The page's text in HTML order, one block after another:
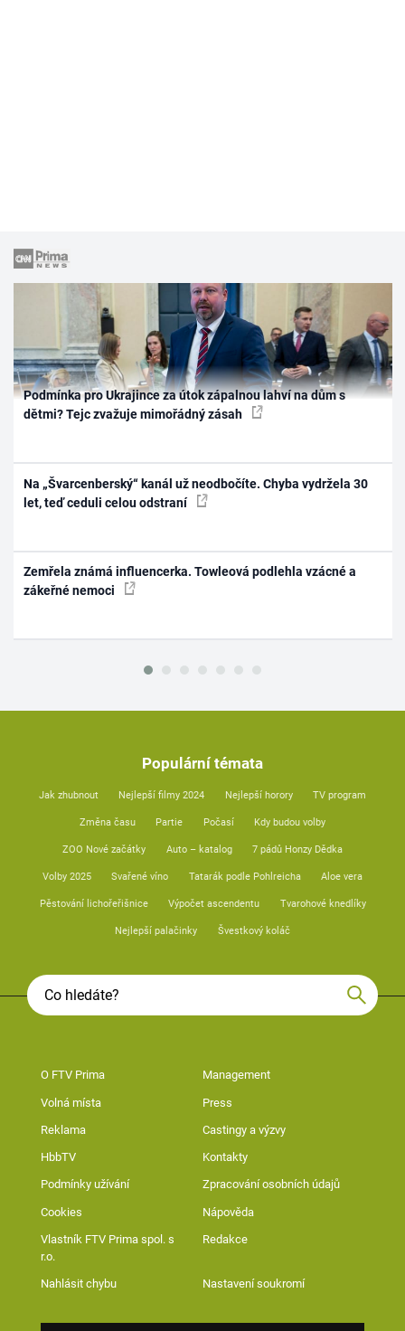
Podmínka pro Ukrajince za útok zápalnou lahví na dům s
dětmi? Tejc zvažuje mimořádný zásah
Na „Švarcenberský“ kanál už neodbočíte. Chyba vydržela 30
let, teď ceduli celou odstraní
Zemřela známá influencerka. Towleová podlehla vzácné a
zákeřné nemoci
Populární témata
Jak zhubnout Nejlepší filmy 2024 Nejlepší horory TV program
Změna času Partie Počasí Kdy budou volby
ZOO Nové začátky Auto – katalog 7 pádů Honzy Dědka
Volby 2025 Svařené víno Tatarák podle Pohlreicha Aloe vera
Pěstování lichořeřišnice Výpočet ascendentu Tvarohové knedlíky
Nejlepší palačinky Švestkový koláč
O FTV Prima Management
Volná místa Press
Reklama Castingy a výzvy
HbbTV Kontakty
Podmínky užívání Zpracování osobních údajů
Cookies Nápověda
Vlastník FTV Prima spol. s
r.o.
Redakce
Nahlásit chybu Nastavení soukromí